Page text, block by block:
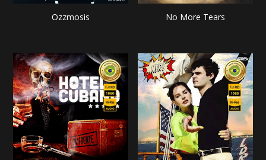
Ozzmosis No More Tears